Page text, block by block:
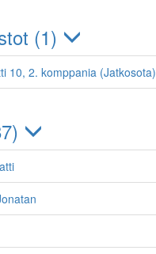
(1)
10, 2. komppania (Jatkosota)